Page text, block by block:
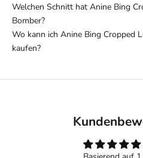
Welchen Schnitt hat Anine Bing
Bomber?
Wo kann ich Anine Bing Cropped
kaufen?